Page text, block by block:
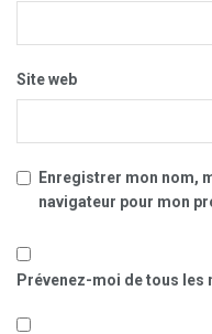
Site web
Enregistrer mon nom,
navigateur pour mon
Prévenez-moi de tous les